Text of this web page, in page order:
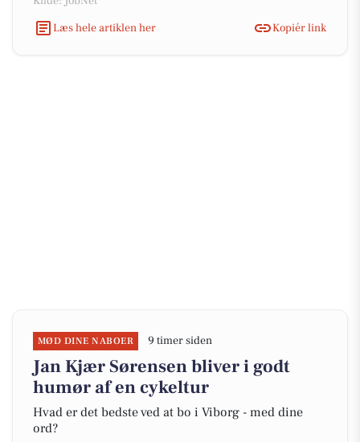
Læs hele artiklen her
Kopiér link
MØD DINE NABOER 9 timer siden
Jan Kjær Sørensen bliver i godt
humør af en cykeltur
Hvad er det bedste ved at bo i Viborg - med dine
ord?